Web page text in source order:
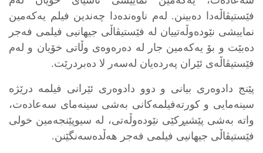
فێستیڤاڵەدا دەبینن. لەم ناوەندەدا چەندین فیلم یەکەمین
نماییشی نێودەوڵەتییان لە فێستیڤاڵی جیهانیی فیلمی فەجر
دەبێت و بۆ یەکەمین جار لە دەرەوەی وڵاتی خۆیان و لەم
فێستیڤاڵەی ئێران پەردەیان لەسەر لا دەبردرێت.
پێنج دادوەری بیانی و دوو دادوەری ئێرانی فیلمە درێژە
سینەمایی و کورتەفیلمەکانی بەشی سینەمای سەعادەت،
واتە بەشی پێشبڕکێی نێودەوڵەتی، لە سیوپێنجەمین خولی
فێستیڤاڵی جیهانیی فیلمی فەجر هەڵدەسەنگێنن.